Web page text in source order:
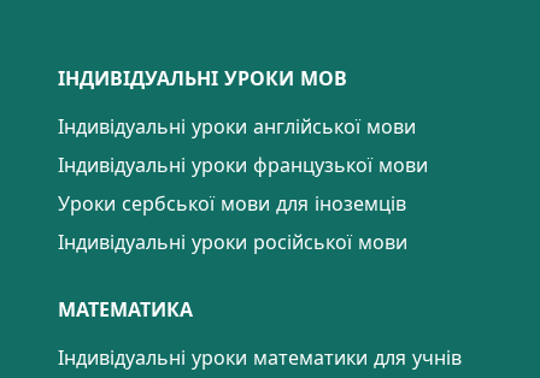
ІНДИВІДУАЛЬНІ УРОКИ МОВ
Індивідуальні уроки англійської мови
Індивідуальні уроки французької мови
Уроки сербської мови для іноземців
Індивідуальні уроки російської мови
МАТЕМАТИКА
Індивідуальні уроки математики для учнів